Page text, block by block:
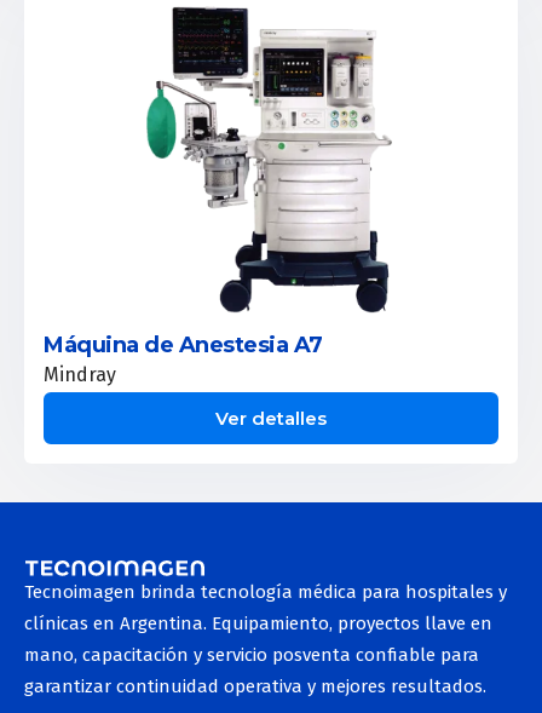
Máquina de Anestesia A7
Mindray
Ver detalles
Tecnoimagen brinda tecnología médica para hospitales y
clínicas en Argentina. Equipamiento, proyectos llave en
mano, capacitación y servicio posventa confiable para
garantizar continuidad operativa y mejores resultados.